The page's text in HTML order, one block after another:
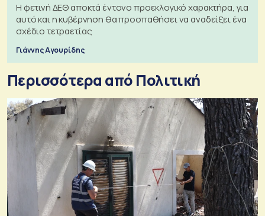
Η φετινή ΔΕΘ αποκτά έντονο προεκλογικό χαρακτήρα, για
αυτό και η κυβέρνηση θα προσπαθήσει να αναδείξει ένα
σχέδιο τετραετίας
Γιάννης Αγουρίδης
Περισσότερα από Πολιτική